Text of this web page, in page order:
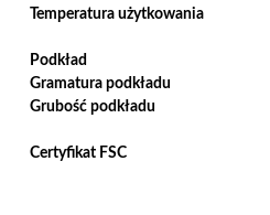
Temperatura użytkowania
Podkład
Gramatura podkładu
Grubość podkładu
Certyfikat FSC